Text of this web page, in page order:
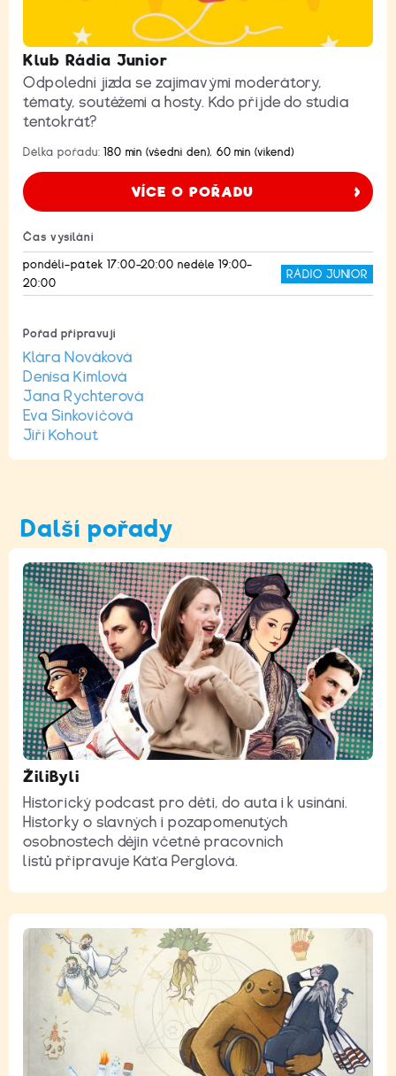
Klub Rádia Junior
Odpolední jízda se zajímavými moderátory,
tématy, soutěžemi a hosty. Kdo přijde do studia
tentokrát?
Délka pořadu:180 min (všední den), 60 min (víkend)
VÍCE O POŘADU
Čas vysílání
pondělí–pátek 17:00–20:00 neděle 19:00–
20:00
RÁDIO JUNIOR
Pořad připravují
Klára Nováková
Denisa Kimlová
Jana Rychterová
Eva Sinkovičová
Jiří Kohout
Další pořady
ŽiliByli
Historický podcast pro děti, do auta i k usínání.
Historky o slavných i pozapomenutých
osobnostech dějin včetně pracovních
listů připravuje Káťa Perglová.